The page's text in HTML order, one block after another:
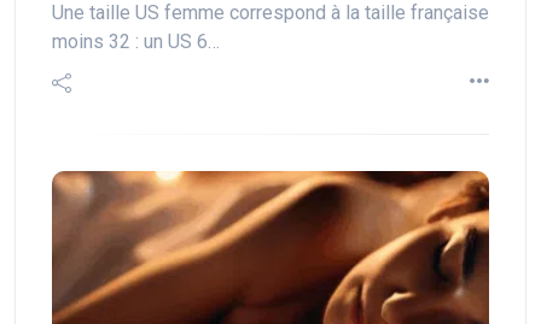
Une taille US femme correspond à la taille française
moins 32 : un US 6…